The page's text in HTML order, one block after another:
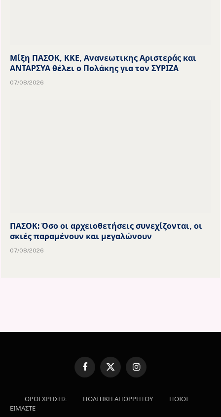
Μίξη ΠΑΣΟΚ, ΚΚΕ, Ανανεωτικης Αριστεράς και
ΑΝΤΑΡΣΥΑ θέλει ο Πολάκης για τον ΣΥΡΙΖΑ
07/08/2026
ΠΑΣΟΚ: Όσο οι αρχειοθετήσεις συνεχίζονται, οι
σκιές παραμένουν και μεγαλώνουν
07/08/2026
Facebook
X
Instagram
ΟΡΟΙ ΧΡΗΣΗΣ ΠΟΛΙΤΙΚΗ ΑΠΟΡΡΗΤΟΥ
ΠΟΙΟΙ
ΕΙΜΑΣΤΕ